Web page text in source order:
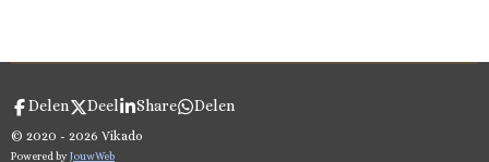
Delen Deel Share Delen
© 2020 - 2026 Vikado
Powered byJouwWeb